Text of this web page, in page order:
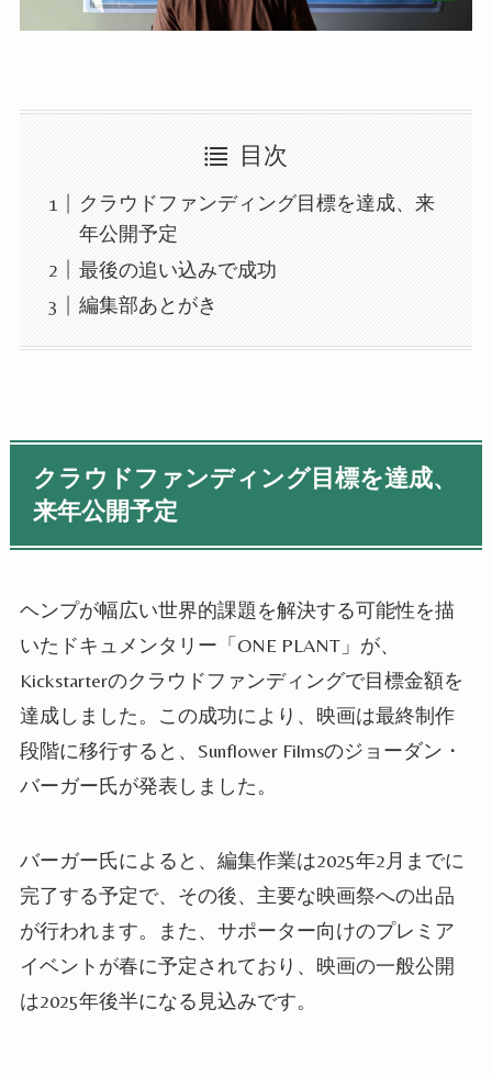
目次
クラウドファンディング目標を達成、来
年公開予定
最後の追い込みで成功
編集部あとがき
クラウドファンディング目標を達成、
来年公開予定
ヘンプが幅広い世界的課題を解決する可能性を描
いたドキュメンタリー「ONE PLANT」が、
Kickstarterのクラウドファンディングで目標金額を
達成しました。この成功により、映画は最終制作
段階に移行すると、Sunflower Filmsのジョーダン・
バーガー氏が発表しました。
バーガー氏によると、編集作業は2025年2月までに
完了する予定で、その後、主要な映画祭への出品
が行われます。また、サポーター向けのプレミア
イベントが春に予定されており、映画の一般公開
は2025年後半になる見込みです。